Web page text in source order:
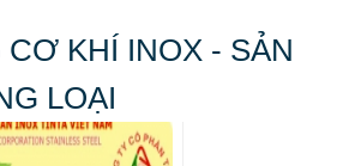
CƠ KHÍ INOX - SẢN
LOẠI